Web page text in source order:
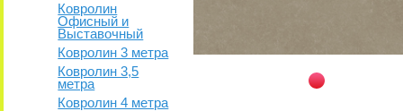
Ковролин
Офисный и
Выставочный
Ковролин 3 метра
Ковролин 3,5
метра
Ковролин 4 метра